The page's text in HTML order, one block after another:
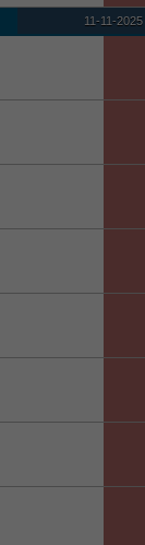
11-11-2025